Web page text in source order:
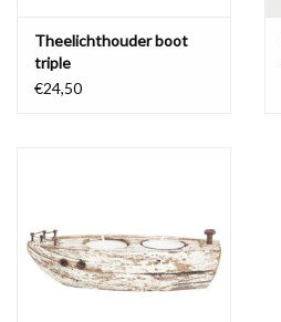
Theelichthouder boot
triple
€24,50